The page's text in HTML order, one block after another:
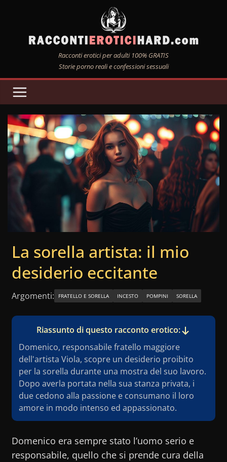
contenuto
Racconti erotici per adulti 100% GRATIS
La sorella artista: il mio
desiderio eccitante
Argomenti: FRATELLO E SORELLA INCESTO POMPINI SORELLA
Riassunto di questo racconto erotico:
Domenico, responsabile fratello maggiore
dell'artista Viola, scopre un desiderio proibito
per la sorella durante una mostra del suo lavoro.
Dopo averla portata nella sua stanza privata, i
due cedono alla passione e consumano il loro
amore in modo intenso ed appassionato.
Domenico era sempre stato l’uomo serio e
responsabile, quello che si prende cura della